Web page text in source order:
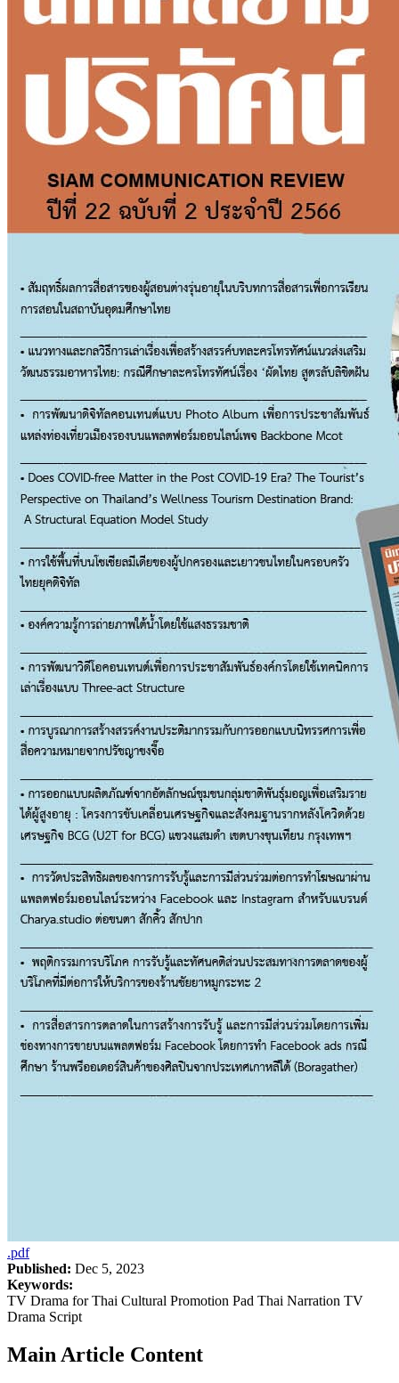
.pdf
Published: Dec 5, 2023
Keywords:
TV Drama for Thai Cultural Promotion Pad Thai Narration TV
Drama Script
Main Article Content